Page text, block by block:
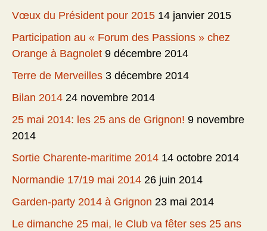
Vœux du Président pour 2015 14 janvier 2015
Participation au « Forum des Passions » chez
Orange à Bagnolet 9 décembre 2014
Terre de Merveilles 3 décembre 2014
Bilan 2014 24 novembre 2014
25 mai 2014: les 25 ans de Grignon! 9 novembre
2014
Sortie Charente-maritime 2014 14 octobre 2014
Normandie 17/19 mai 2014 26 juin 2014
Garden-party 2014 à Grignon 23 mai 2014
Le dimanche 25 mai, le Club va fêter ses 25 ans